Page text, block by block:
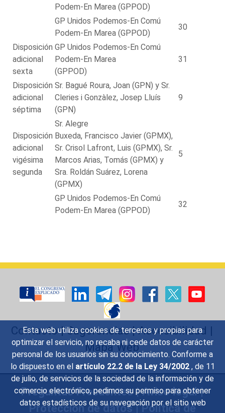
Esta web utiliza cookies de terceros y propias para
optimizar el servicio, no recaba ni cede datos de carácter
personal de los usuarios sin su conocimiento. Conforme a
lo dispuesto en el artículo 22.2 de la Ley 34/2002 , de 11
de julio, de servicios de la sociedad de la información y de
comercio electrónico, pedimos su permiso para obtener
datos estadísticos de su navegación por el sitio web
Podem-En Marea (GPPOD)
GP Unidos Podemos-En Comú
Podem-En Marea (GPPOD)
30
Disposición
adicional
sexta
GP Unidos Podemos-En Comú
Podem-En Marea
(GPPOD)
31
Disposición
adicional
séptima
Sr. Bagué Roura, Joan (GPN) y Sr.
Cleries i Gonzàlez, Josep Lluís
(GPN)
9
Disposición
adicional
vigésima
segunda
Sr. Alegre
Buxeda, Francisco Javier (GPMX),
Sr. Crisol Lafront, Luis (GPMX), Sr.
Marcos Arias, Tomás (GPMX) y
Sra. Roldán Suárez, Lorena
(GPMX)
5
GP Unidos Podemos-En Comú
Podem-En Marea (GPPOD)
32
Contacto|Sugerencias|Accesibilidad |
Mapa Web
Preguntas Frecuentes|Aviso legal|
Protección de datos|Política de